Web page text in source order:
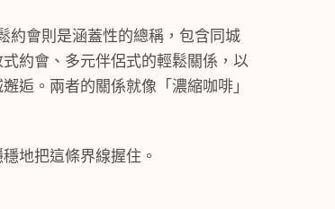
約會則是涵蓋性的總稱，包含同城
約會、多元伴侶式的輕鬆關係，以
逅。兩者的關係就像「濃縮咖啡」
地把這條界線握住。